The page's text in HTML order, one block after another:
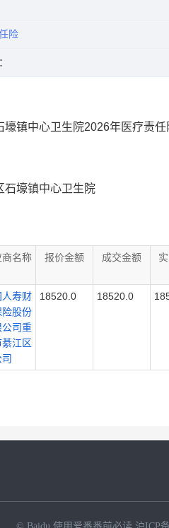
险
壕镇中心卫生院2026年医疗责任
石壕镇中心卫生院
商名称 报价金额 成交金额
人寿财
险股份
公司重
綦江区
18520.0 18520.0